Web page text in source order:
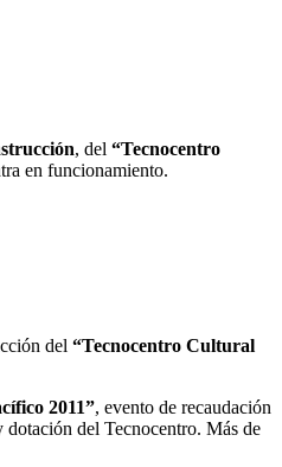
, del “Tecnocentro
en funcionamiento.
del “Tecnocentro Cultural
2011”, evento de recaudación
del Tecnocentro. Más de